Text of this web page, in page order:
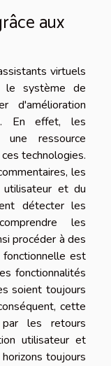
aux
virtuels
le système de
d'amélioration
En effet, les
une ressource
technologies.
les
utilisateur et du
détecter les
les
procéder à des
est
fonctionnalités
soient toujours
cette
par les retours
utilisateur et
toujours